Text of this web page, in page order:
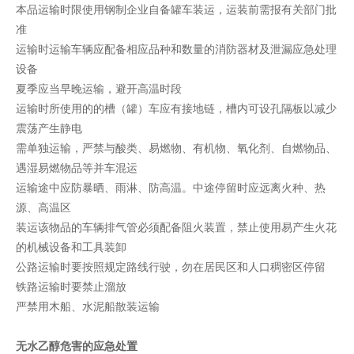
本品运输时限使用钢制企业自备罐车装运，运装前需报有关部门批
准
运输时运输车辆应配备相应品种和数量的消防器材及泄漏应急处理
设备
夏季应当早晚运输，避开高温时段
运输时所使用的的槽（罐）车应有接地链，槽内可设孔隔板以减少
震荡产生静电
需单独运输，严禁与酸类、易燃物、有机物、氧化剂、自燃物品、
遇湿易燃物品等并车混运
运输途中应防暴晒、雨淋、防高温。中途停留时应远离火种、热
源、高温区
装运该物品的车辆排气管必须配备阻火装置，禁止使用易产生火花
的机械设备和工具装卸
公路运输时要按照规定路线行驶，勿在居民区和人口稠密区停留
铁路运输时要禁止溜放
严禁用木船、水泥船散装运输
无水乙醇危害的应急处置